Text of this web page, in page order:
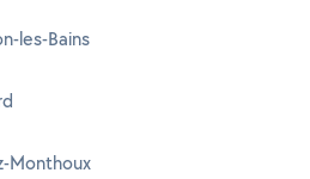
les-Bains
Monthoux